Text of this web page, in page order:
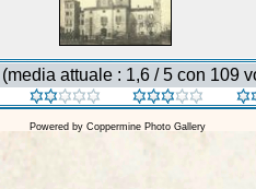
(media attuale : 1,6 / 5 con 109
Powered by Coppermine Photo Gallery